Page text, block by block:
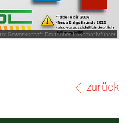
Gewerkschaft Deutscher Lokomotivführer
zurück